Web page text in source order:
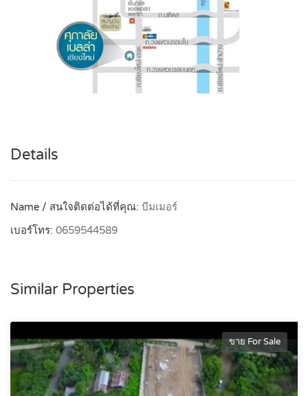
Details
Name / สนใจติดต่อได้ที่คุณ: บีมเมอร์
เบอร์โทร: 0659544589
Similar Properties
ขาย For Sale